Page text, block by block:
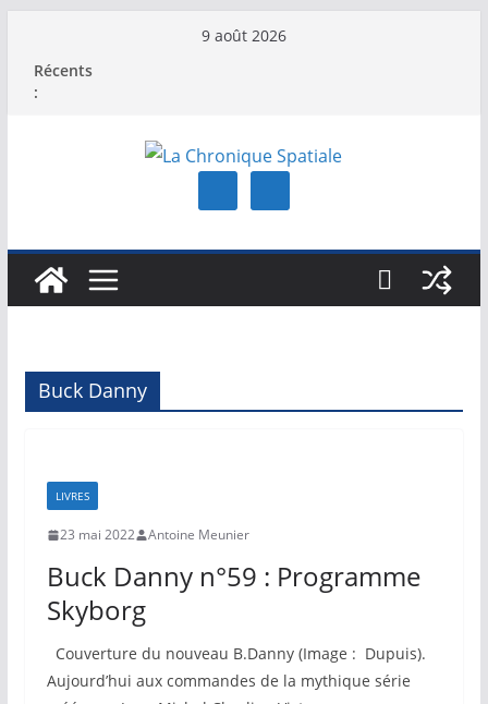
contenu
9 août 2026
Récents
:
Buck Danny
LIVRES
23 mai 2022 Antoine Meunier
Buck Danny n°59 : Programme
Skyborg
Couverture du nouveau B.Danny (Image : Dupuis).
Aujourd’hui aux commandes de la mythique série